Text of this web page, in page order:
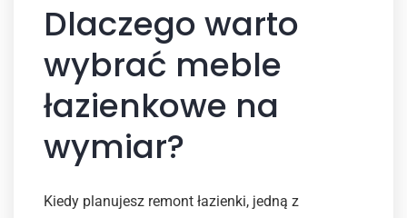
Dlaczego warto
wybrać meble
łazienkowe na
wymiar?
Kiedy planujesz remont łazienki, jedną z